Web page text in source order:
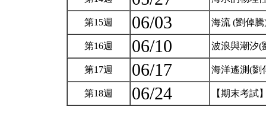
第15週 06/03 海流 (劉倬
第16週 06/10 波浪與潮汐(
第17週 06/17 海洋遙測(劉
第18週 06/24 【期末考試